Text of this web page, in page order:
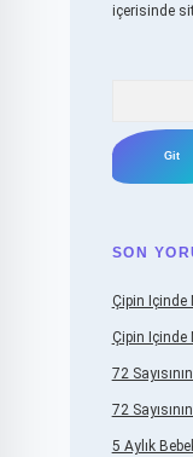
içerisinde
SON
Çipin Içinde
Çipin Içinde
72
72
5 Aylık